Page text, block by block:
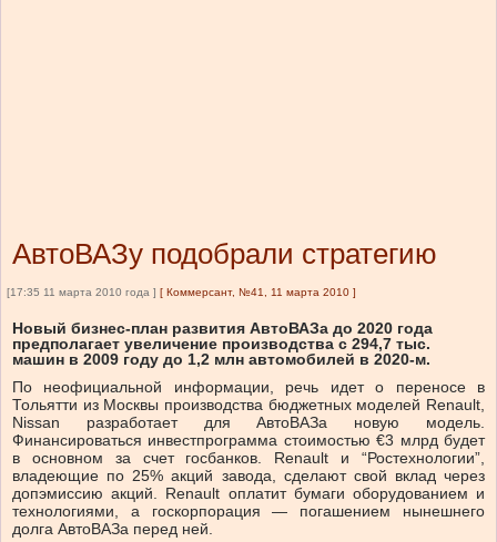
АвтоВАЗу подобрали стратегию
[17:35 11 марта 2010 года ] [ Коммерсант, №41, 11 марта 2010 ]
Новый бизнес-план развития АвтоВАЗа до 2020 года
предполагает увеличение производства с 294,7 тыс.
машин в 2009 году до 1,2 млн автомобилей в 2020-м.
По неофициальной информации, речь идет о переносе в
Тольятти из Москвы производства бюджетных моделей Renault,
Nissan разработает для АвтоВАЗа новую модель.
Финансироваться инвестпрограмма стоимостью €3 млрд будет
в основном за счет госбанков. Renault и “Ростехнологии”,
владеющие по 25% акций завода, сделают свой вклад через
допэмиссию акций. Renault оплатит бумаги оборудованием и
технологиями, а госкорпорация — погашением нынешнего
долга АвтоВАЗа перед ней.